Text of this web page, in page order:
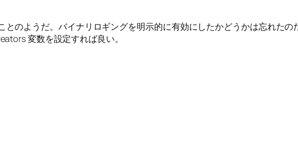
のようだ。バイナリロギングを明示的に有効にしたかどうかは忘れたの
変数を設定すれば良い。